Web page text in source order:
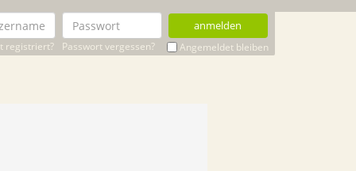
anmelden
registriert? Passwort vergessen? Angemeldet bleiben